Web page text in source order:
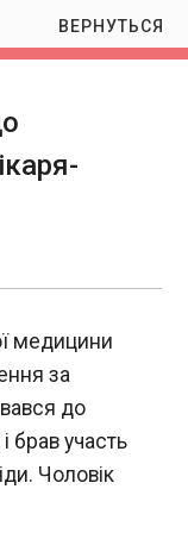
Ірану
четверга, 9
ВЕРНУТЬСЯ
медицини
за
до
брав участь
Чоловік